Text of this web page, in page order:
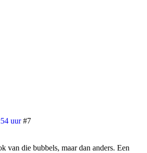
uur #7
van die bubbels, maar dan anders. Een